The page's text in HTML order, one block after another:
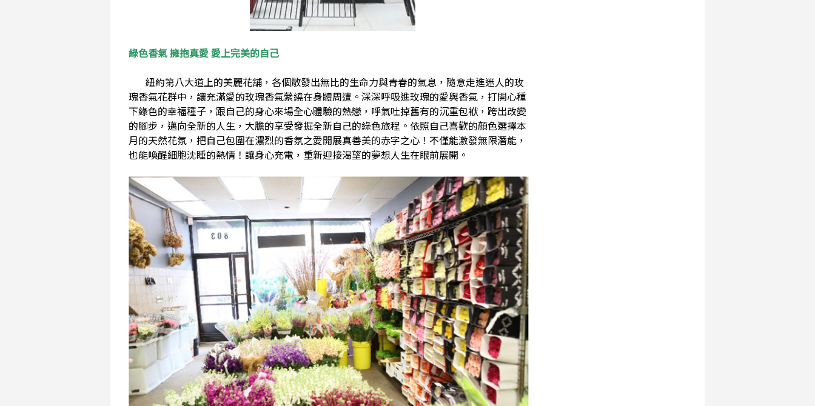
綠色香氣 擁抱真愛 愛上完美的自己
紐約第八大道上的美麗花舖，各個散發出無比的生命力與青春的氣息，隨意走進迷人的玫
瑰香氣花群中，讓充滿愛的玫瑰香氣縈繞在身體周遭。深深呼吸進玫瑰的愛與香氣，打開心種
下綠色的幸福種子，跟自己的身心來場全心體驗的熱戀，呼氣吐掉舊有的沉重包袱，跨出改變
的腳步，邁向全新的人生，大膽的享受發掘全新自己的綠色旅程。依照自己喜歡的顏色選擇本
月的天然花氛，把自己包圍在濃烈的香氛之愛開展真善美的赤字之心！不僅能激發無限潛能，
也能喚醒細胞沈睡的熱情！讓身心充電，重新迎接渴望的夢想人生在眼前展開。